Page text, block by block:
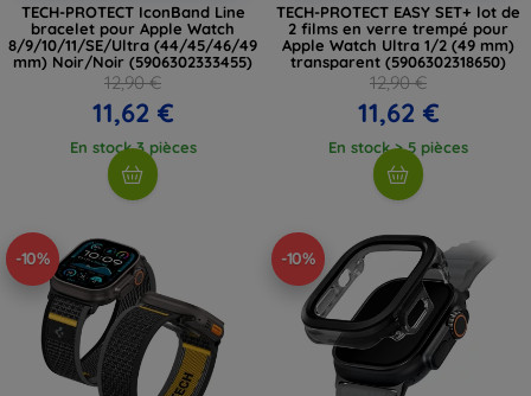
TECH-PROTECT IconBand Line
bracelet pour Apple Watch
8/9/10/11/SE/Ultra (44/45/46/49
mm) Noir/Noir (5906302333455)
12,90 €
11,62 €
En stock 3 pièces
TECH-PROTECT EASY SET+ lot de
2 films en verre trempé pour
Apple Watch Ultra 1/2 (49 mm)
transparent (5906302318650)
12,90 €
11,62 €
En stock > 5 pièces
-10% -10%